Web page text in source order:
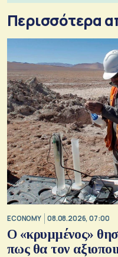
Περισσότερα
ECONOMY 08.08.2026, 07:00
Ο «κρυμμένος»
πως θα τον